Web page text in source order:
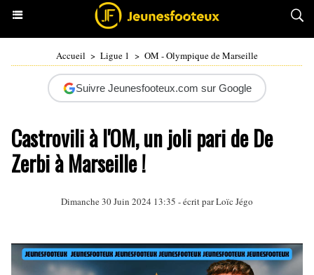
Accueil > Ligue 1 > OM - Olympique de Marseille
Suivre Jeunesfooteux.com sur Google
Castrovili à l'OM, un joli pari de De
Zerbi à Marseille !
Dimanche 30 Juin 2024 13:35 - écrit parLoïc Jégo